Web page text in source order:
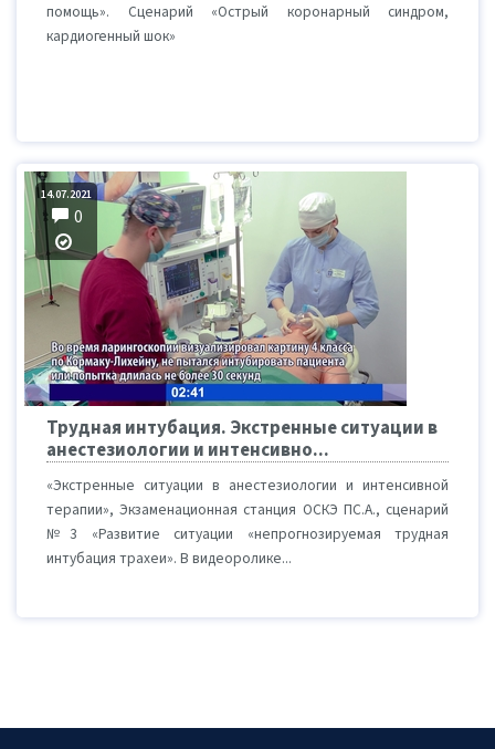
помощь». Сценарий «Острый коронарный синдром,
кардиогенный шок»
14.07.2021
0
Трудная интубация. Экстренные ситуации в
анестезиологии и интенсивно...
«Экстренные ситуации в анестезиологии и интенсивной
терапии», Экзаменационная станция ОСКЭ ПС.А., сценарий
№3 «Развитие ситуации «непрогнозируемая трудная
интубация трахеи». В видеоролике...